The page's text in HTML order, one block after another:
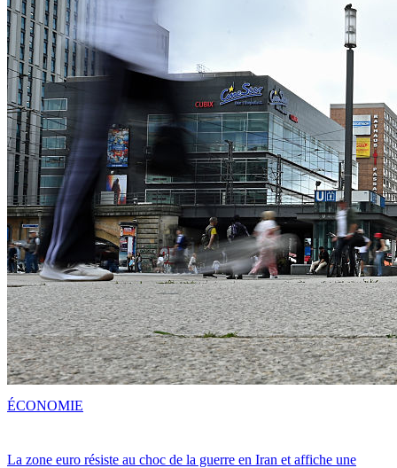
La zone euro résiste au choc de la guerre en Iran et affiche une
ÉCONOMIE